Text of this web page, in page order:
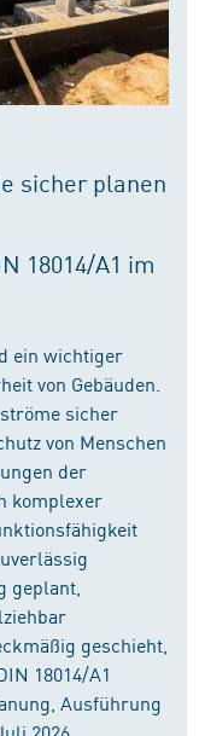
sicher planen
18014/A1 im
ein wichtiger
von Gebäuden.
sicher
von Menschen
der
komplexer
geplant,
geschieht,
18014/A1
Ausführung
2026